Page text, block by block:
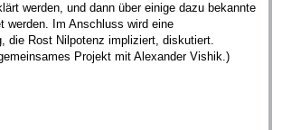
werden, und dann über einige dazu bekannte
werden. Im Anschluss wird eine
die Rost Nilpotenz impliziert, diskutiert.
Projekt mit Alexander Vishik.)